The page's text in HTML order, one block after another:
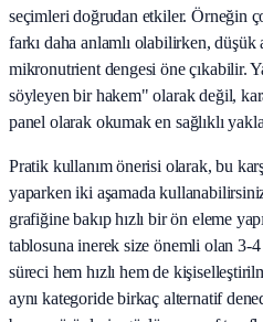
seçimleri doğrudan etkiler. Örneğin
farkı daha anlamlı olabilirken,
mikronutrient dengesi öne çıkabilir.
söyleyen bir hakem" olarak değil,
panel olarak okumak en sağlıklı
Pratik kullanım önerisi olarak, bu
yaparken iki aşamada
grafiğine bakıp hızlı bir ön eleme
tablosuna inerek size önemli olan 3-
süreci hem hızlı hem de
aynı kategoride birkaç alternatif